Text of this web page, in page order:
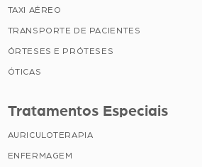
TAXI AÉREO
TRANSPORTE DE PACIENTES
ÓRTESES E PRÓTESES
ÓTICAS
Tratamentos Especiais
AURICULOTERAPIA
ENFERMAGEM